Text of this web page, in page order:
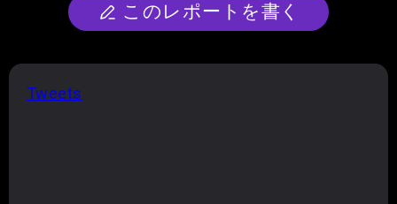
このレポートを書く
Tweets